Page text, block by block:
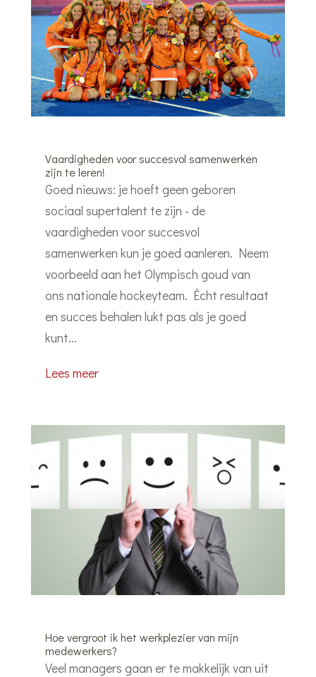
Vaardigheden voor succesvol samenwerken
zijn te leren!
Goed nieuws: je hoeft geen geboren
sociaal supertalent te zijn - de
vaardigheden voor succesvol
samenwerken kun je goed aanleren. Neem
voorbeeld aan het Olympisch goud van
ons nationale hockeyteam. Ècht resultaat
en succes behalen lukt pas als je goed
kunt...
Lees meer
Hoe vergroot ik het werkplezier van mijn
medewerkers?
Veel managers gaan er te makkelijk van uit